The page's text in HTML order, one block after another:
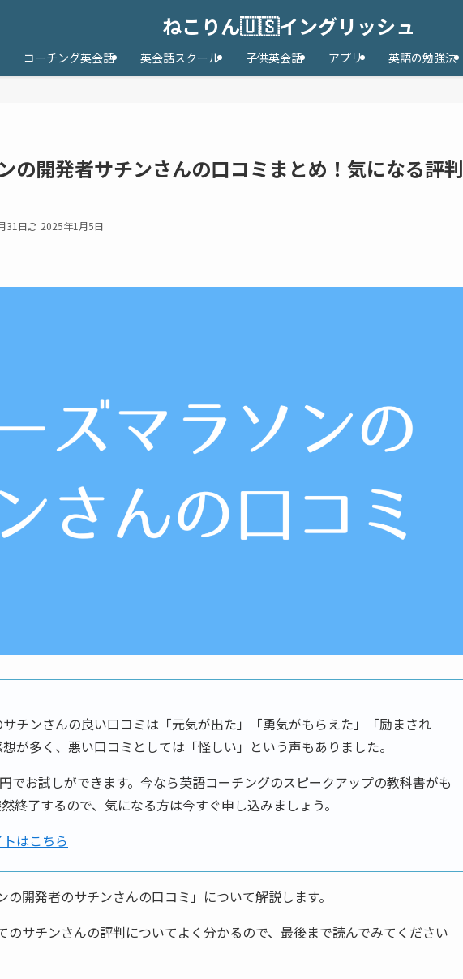
ねこりん🇺🇸イングリッシュ
コーチング英会話 英会話スクール 子供英会話 アプリ 英語の勉強法
の開発者サチンさんの口コミまとめ！気になる評判
31日 2025年1月5日
チンさんの良い口コミは「元気が出た」「勇気がもらえた」「励まされ
が多く、悪い口コミとしては「怪しい」という声もありました。
でお試しができます。今なら英語コーチングのスピークアップの教科書がも
終了するので、気になる方は今すぐ申し込みましょう。
はこちら
開発者のサチンさんの口コミ」について解説します。
のサチンさんの評判についてよく分かるので、最後まで読んでみてください